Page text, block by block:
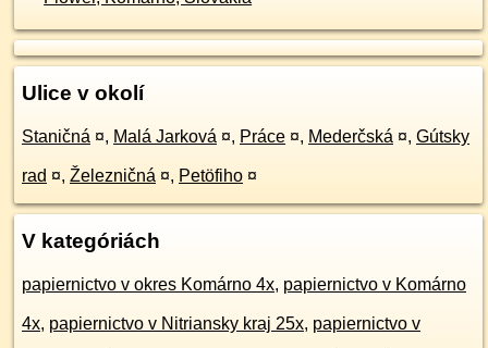
Ulice v okolí
Staničná ¤, Malá Jarková ¤, Práce ¤, Mederčská ¤, Gútsky
rad ¤, Železničná ¤, Petöfiho ¤
V kategóriách
papiernictvo v okres Komárno 4x, papiernictvo v Komárno
4x, papiernictvo v Nitriansky kraj 25x, papiernictvo v